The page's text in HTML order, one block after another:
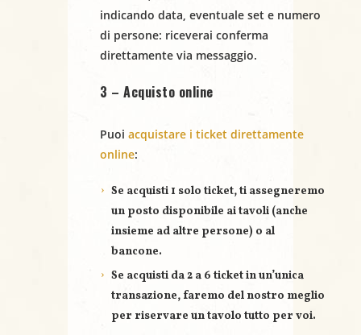
a
v
g
z
i
o
n
indicando data eventuale set e numero
di persone: riceverai conferma
direttamente via messaggio.
3 – Acquisto online
Puoi acquistare i ticket direttamente
online:
Se acquisti 1 solo ticket, ti assegneremo
un posto disponibile ai tavoli (anche
insieme ad altre persone) o al
bancone.
Se acquisti da 2 a 6 ticketin un’unica
transazione, faremo del nostro meglio
per riservare untavolo tutto per voi.